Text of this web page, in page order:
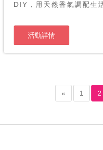
DIY，用天然香氣調配生
活動詳情
« 1 2